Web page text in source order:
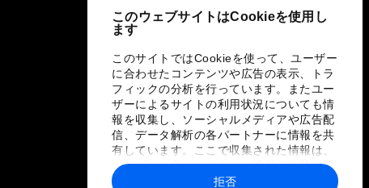
このウェブサイトはCookieを使用し
ます
このサイトではCookieを使って、ユーザー
に合わせたコンテンツや広告の表示、トラ
フィックの分析を行っています。またユー
ザーによるサイトの利用状況についても情
報を収集し、ソーシャルメディアや広告配
信、データ解析の各パートナーに情報を共
有しています。ここで収集された情報は、
ユーザーが各パートナーに提供した他の情
報や各パートナーのサービスを使用した際
拒否